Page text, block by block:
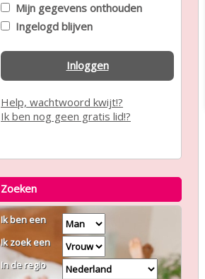
Mijn gegevens onthouden
Ingelogd blijven
Inloggen
Help, wachtwoord kwijt!?
Ik ben nog geen gratis lid!?
Zoeken
Ik ben een
Ik zoek een
In de regio